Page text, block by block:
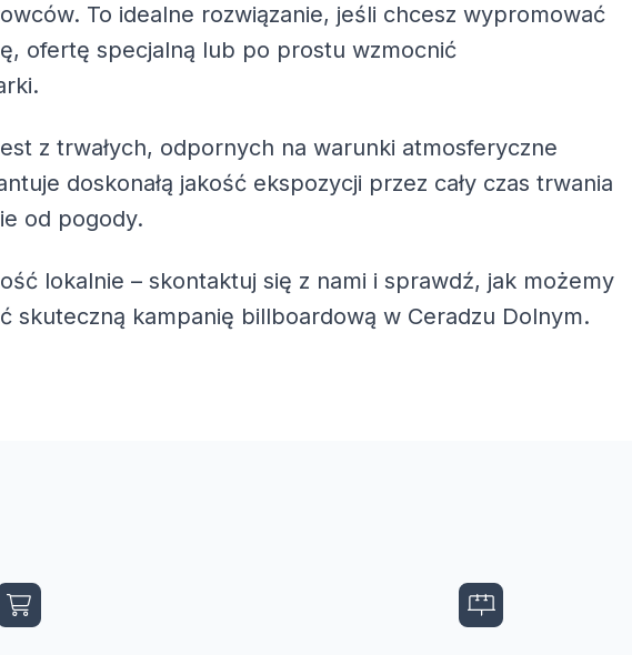
To idealne rozwiązanie, jeśli chcesz wypromować
ofertę specjalną lub po prostu wzmocnić
z trwałych, odpornych na warunki atmosferyczne
doskonałą jakość ekspozycji przez cały czas trwania
od pogody.
lokalnie – skontaktuj się z nami i sprawdź, jak możemy
skuteczną kampanię billboardową w Ceradzu Dolnym.